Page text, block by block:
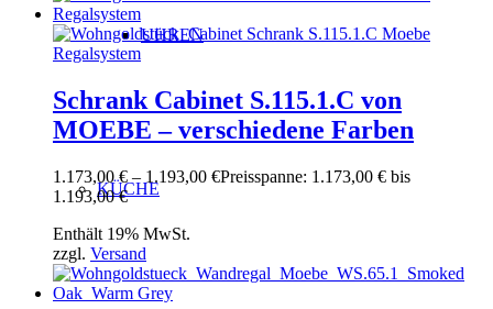
UHREN
KÜCHE
Schrank Cabinet S.115.1.C von
MOEBE – verschiedene Farben
1.173,00€ – 1.193,00 €Preisspanne: 1.173,00 € bis
1.193,00 €
Enthält 19% MwSt.
zzgl. Versand